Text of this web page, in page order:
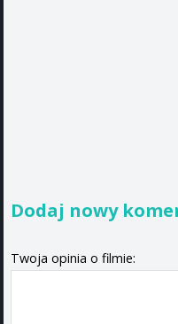
Dodaj nowy
Twoja opinia o filmie: